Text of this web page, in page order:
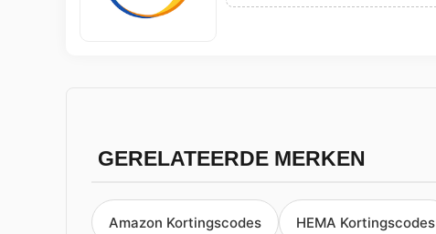
GERELATEERDE MERKEN
Amazon Kortingscodes HEMA Kortingscodes